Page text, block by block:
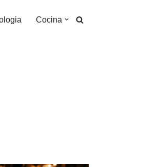
Cocina